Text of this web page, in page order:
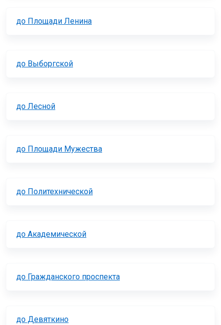
до Площади Ленина
до Выборгской
до Лесной
до Площади Мужества
до Политехнической
до Академической
до Гражданского проспекта
до Девяткино